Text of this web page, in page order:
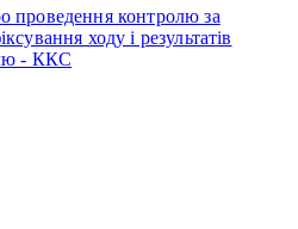
проведення контролю за
ходу і результатів
- ККС